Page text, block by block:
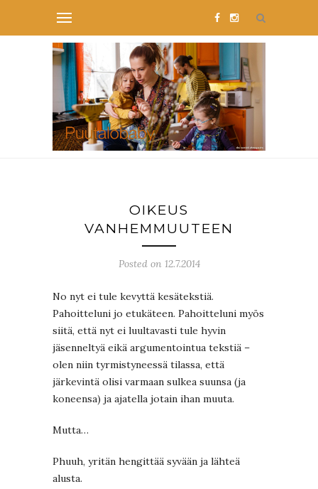
OIKEUS
VANHEMMUUTEEN
Posted on 12.7.2014
No nyt ei tule kevyttä kesätekstiä.
Pahoitteluni jo etukäteen. Pahoitteluni myös
siitä, että nyt ei luultavasti tule hyvin
jäsenneltyä eikä argumentointua tekstiä –
olen niin tyrmistyneessä tilassa, että
järkevintä olisi varmaan sulkea suunsa (ja
koneensa) ja ajatella jotain ihan muuta.
Mutta…
Phuuh, yritän hengittää syvään ja lähteä
alusta.